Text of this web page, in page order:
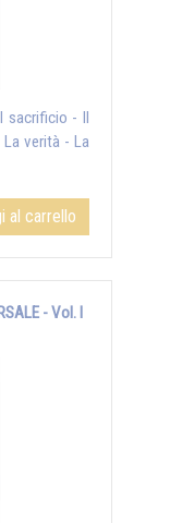
sacrificio - Il
verità - La
al carrello
- Vol. I